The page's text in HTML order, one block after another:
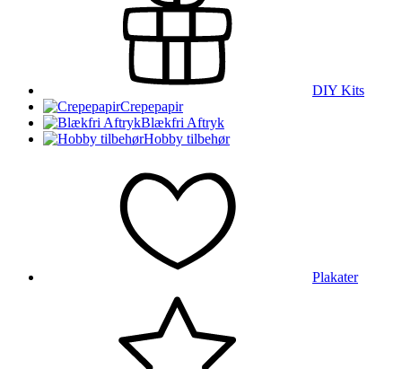
DIY Kits
Crepepapir
Blækfri Aftryk
Hobby tilbehør
Plakater